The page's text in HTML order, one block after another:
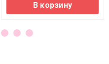
В корзину